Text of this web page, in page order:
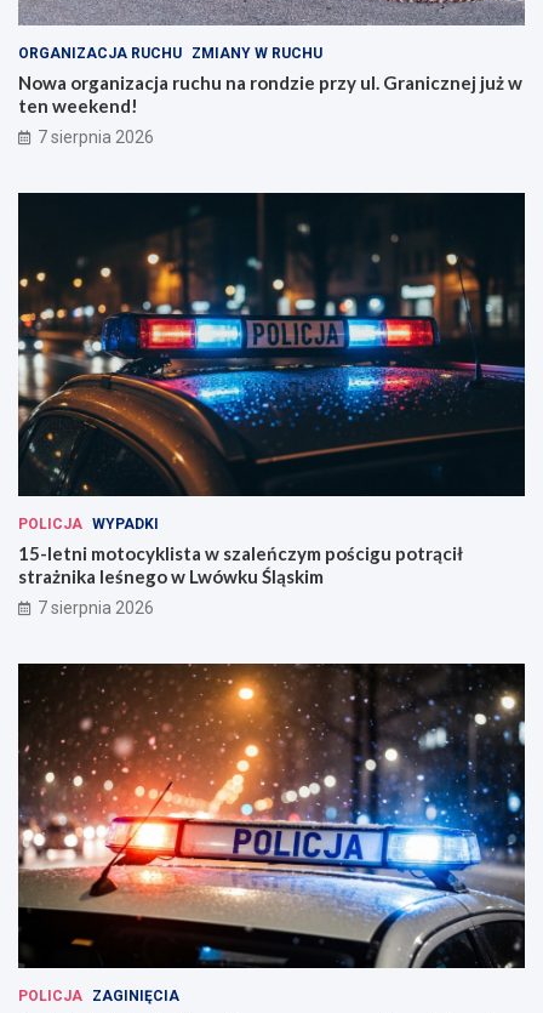
ORGANIZACJA RUCHU ZMIANY W RUCHU
Nowa organizacja ruchu na rondzie przy ul. Granicznej już w
ten weekend!
7 sierpnia 2026
POLICJA WYPADKI
15-letni motocyklista w szaleńczym pościgu potrącił
strażnika leśnego w Lwówku Śląskim
7 sierpnia 2026
POLICJA ZAGINIĘCIA